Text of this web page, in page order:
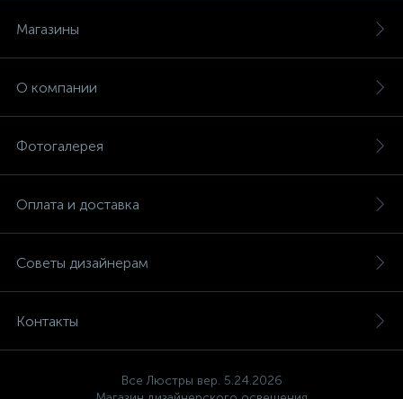
Магазины
О компании
Фотогалерея
Оплата и доставка
Советы дизайнерам
Контакты
Все Люстры вер. 5.24.2026